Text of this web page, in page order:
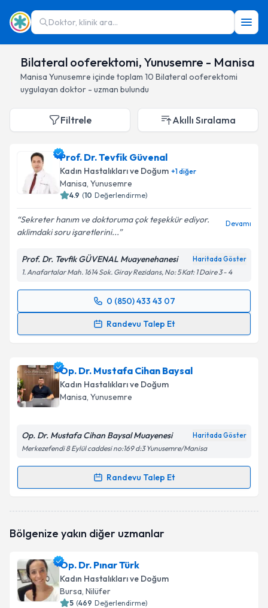
Doktor, klinik ara...
Bilateral ooferektomi, Yunusemre - Manisa
Manisa Yunusemre içinde toplam 10 Bilateral ooferektomi
uygulayan doktor - uzman bulundu
Filtrele Akıllı Sıralama
Prof. Dr. Tevfik Güvenal
Kadın Hastalıkları ve Doğum +1diğer
Manisa, Yunusemre
4.9 (10 Değerlendirme)
Sekreter hanım ve doktoruma çok teşekkür ediyor.
aklimdaki soru işaretlerini...
Devamı
Prof. Dr. Tevfik GÜVENAL Muayenehanesi Haritada Göster
1. Anafartalar Mah. 1614 Sok. Giray Rezidans, No: 5 Kat: 1 Daire 3 - 4
0 (850) 433 43 07
Randevu Talep Et
Randevu Takvimi Talebi
takvim hazırlandığında e-posta ile bilgilendireceğiz.
E-posta Adresiniz
Kişisel verilerimin işlenmesine ilişkinAydınlatma
Metni'ni okudum ve kişisel verilerimin belirtilen
kapsamda işlenmesini kabul ediyorum.
Takvim Talebini Gönder
Op. Dr. Mustafa Cihan Baysal
Kadın Hastalıkları ve Doğum
Manisa, Yunusemre
Op. Dr. Mustafa Cihan Baysal Muayenesi Haritada Göster
Merkezefendi 8 Eylül caddesi no:169 d:3 Yunusemre/Manisa
Randevu Talep Et
Randevu Takvimi Talebi
talebi oluşturun. Size bu uzmandan randevu almanız
bilgilendireceğiz.
E-posta Adresiniz
Bölgenize yakın diğer uzmanlar
Op. Dr. Pınar Türk
Kadın Hastalıkları ve Doğum
Bursa, Nilüfer
5 (469 Değerlendirme)